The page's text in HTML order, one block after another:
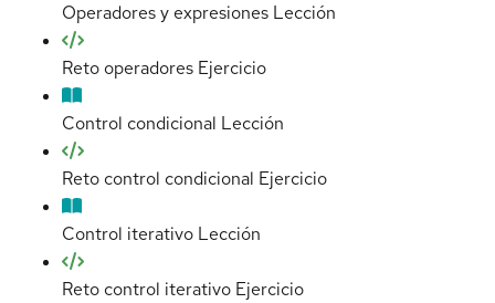
Operadores y expresiones Lección
Reto operadores Ejercicio
Control condicional Lección
Reto control condicional Ejercicio
Control iterativo Lección
Reto control iterativo Ejercicio